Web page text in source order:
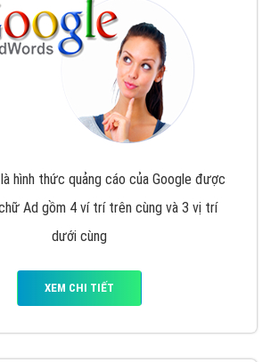
hình thức quảng cáo của Google được
Ad gồm 4 ví trí trên cùng và 3 vị trí
dưới cùng
XEM CHI TIẾT